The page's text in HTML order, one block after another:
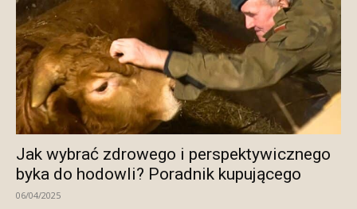
Jak wybrać zdrowego i perspektywicznego
byka do hodowli? Poradnik kupującego
06/04/2025